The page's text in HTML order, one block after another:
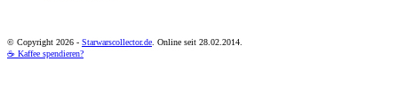
© Copyright 2026 - Starwarscollector.de . Online seit 28.02.2014.
☕ Kaffee spendieren?